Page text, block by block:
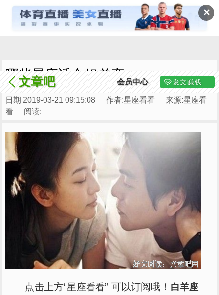
✕
文章吧 会员中心 发文赚钱
哪些星座适合姐弟恋
日期:2019-03-21 09:15:08 作者:星座看看
来源:星座看
看
阅读:
点击上方“星座看看” 可以订阅哦！ 白羊座